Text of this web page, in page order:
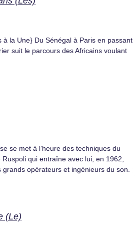
à la Une} Du Sénégal à Paris en passant
suit le parcours des Africains voulant
se met à l’heure des techniques du
qui entraîne avec lui, en 1962,
opérateurs et ingénieurs du son.
(Le)